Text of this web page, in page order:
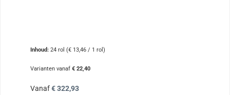
Inhoud: 24 rol (€ 13,46 / 1 rol)
Varianten vanaf€ 22,40
Normale prijs:
Vanaf€ 322,93